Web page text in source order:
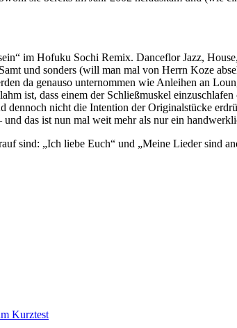
im Hofuku Sochi Remix. Danceflor Jazz,
und sonders (will man mal von Herrn Koze
da genauso unternommen wie Anleihen an
ist, dass einem der Schließmuskel
nicht die Intention der Originalstücke
das ist nun mal weit mehr als nur ein
sind: „Ich liebe Euch“ und „Meine Lieder sind
Kurztest